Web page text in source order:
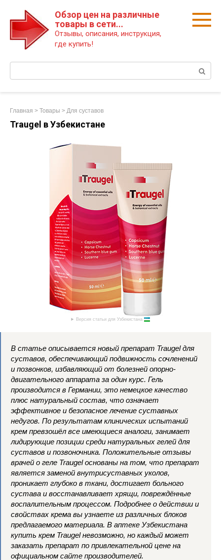
Обзор цен на различные
товары в сети...
Отзывы, описания, инструкция,
где купить!
Главная > Товары > Для суставов
Traugel в Узбекистане
Версия статьи для Узбекистана
В статье описывается новый препарат Traugel для
суставов, обеспечивающий подвижность сочленений
и позвонков, избавляющий от болезней опорно-
двигательного аппарата за один курс. Гель
производится в Германии, это немецкое качество
плюс натуральный состав, что означает
эффективное и безопасное лечение суставных
недугов. По результатам клинических испытаний
крем превзошёл все имеющиеся аналоги, занимает
лидирующие позиции среди натуральных гелей для
суставов и позвоночника. Положительные отзывы
врачей о геле Traugel основаны на том, что препарат
является заменой внутрисуставных уколов,
проникает глубоко в ткани, достигает больного
сустава и восстанавливает хрящи, повреждённые
воспалительным процессом. Подробнее о действии и
свойствах крема вы узнаете из различных блоков
предлагаемого материала. В аптеке Узбекистана
купить крем Traugel невозможно, но каждый может
заказать препарат по привлекательной цене на
официальном сайте производителей.